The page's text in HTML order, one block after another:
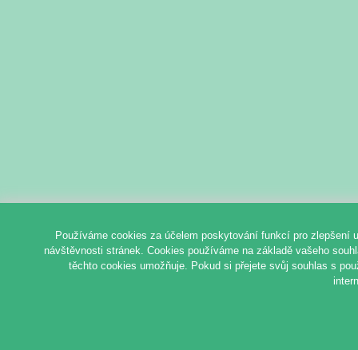
Používáme cookies za účelem poskytování funkcí pro zlepšení
návštěvnosti stránek. Cookies používáme na základě vašeho
těchto cookies umožňuje. Pokud si přejete svůj souhlas s